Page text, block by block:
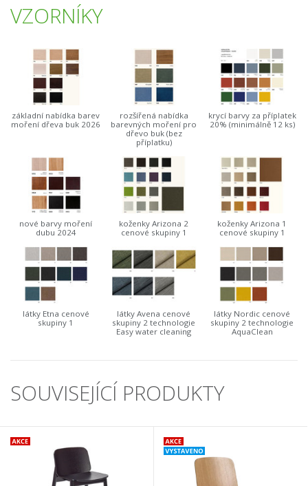
VZORNÍKY
základní nabídka barev
moření dřeva buk 2026
rozšířená nabídka
barevných moření pro
dřevo buk (bez
příplatku)
krycí barvy za příplatek
20% (minimálně 12 ks)
nové barvy moření
dubu 2024
koženky Arizona 2
cenové skupiny 1
koženky Arizona 1
cenové skupiny 1
látky Etna cenové
skupiny 1
látky Avena cenové
skupiny 2 technologie
Easy water cleaning
látky Nordic cenové
skupiny 2 technologie
AquaClean
SOUVISEJÍCÍ PRODUKTY